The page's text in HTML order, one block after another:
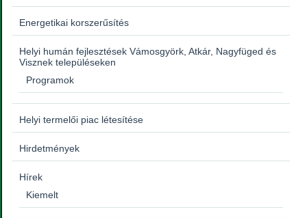
Energetikai korszerűsítés
Helyi humán fejlesztések Vámosgyörk, Atkár, Nagyfüged és
Visznek településeken
Programok
Helyi termelői piac létesítése
Hirdetmények
Hírek
Kiemelt